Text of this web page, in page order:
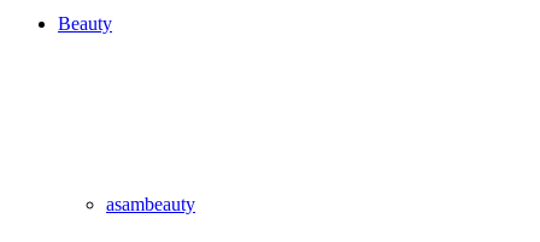
Beauty
asambeauty